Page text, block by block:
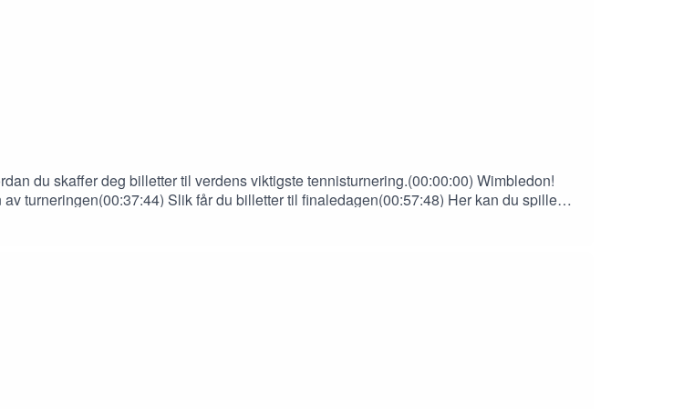
du skaffer deg billetter til verdens viktigste tennisturnering.(00:00:00) Wimbledon!
turneringen(00:37:44) Slik får du billetter til finaledagen(00:57:48) Her kan du spille
pakkeliste og våre bilder på https://www.tennishistorier.no/wimbledon-
Gi oss noen stjerner, svar på avstemningene og kommentér episodene.Apple
Del episodene eller send dem til dine tennisvenner.IRL: Fortell om podcasten til alle
i Stavanger i august 2026.Medvirkende/produksjon: Jostein Gjertsen og Åsmund Ådnøy.